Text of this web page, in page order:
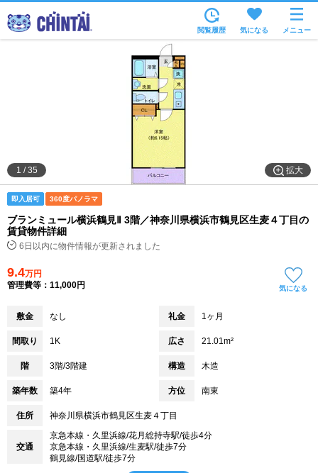
沿線・駅から
住所から
家賃相場から
通勤通学時間から
不動産会社から
閲覧履歴 気になる メニュー
拡大
1 /35
即入居可 360度パノラマ
ブランミュール横浜鶴見Ⅱ 3階／神奈川県横浜市鶴見区生麦４丁目の
賃貸物件詳細
6日以内に物件情報が更新されました
9.4万円
管理費等：11,000円
気になる
敷金 なし 礼金 1ヶ月
間取り 1K 広さ 21.01m²
階 3階/3階建 構造 木造
築年数 築4年 方位 南東
住所 神奈川県横浜市鶴見区生麦４丁目
交通
京急本線・久里浜線/花月総持寺駅/徒歩4分
京急本線・久里浜線/生麦駅/徒歩7分
鶴見線/国道駅/徒歩7分